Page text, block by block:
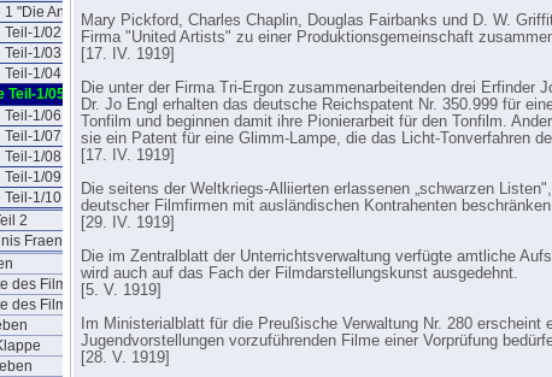
"Die Anfänge"
Teil-1/02
Teil-1/03
Teil-1/04
Teil-1/05
Teil-1/06
Teil-1/07
Teil-1/08
Teil-1/09
Teil-1/10
2
Fraenkel 2
des Films I
des Films II
Mary Pickford, Charles Chaplin, Douglas Fairbanks und D. W.
Firma "United Artists" zu einer Produktionsgemeinschaft
[17. IV. 1919]
Die unter der Firma Tri-Ergon zusammenarbeitenden drei Erfinder
Dr. Jo Engl erhalten das deutsche Reichspatent Nr. 350.999 für
Tonfilm und beginnen damit ihre Pionierarbeit für den Tonfilm.
sie ein Patent für eine Glimm-Lampe, die das Licht-Tonverfahren
[17. IV. 1919]
Die seitens der Weltkriegs-Alliierten erlassenen „schwarzen
deutscher Filmfirmen mit ausländischen Kontrahenten
[29. IV. 1919]
Die im Zentralblatt der Unterrichtsverwaltung verfügte amtliche
wird auch auf das Fach der Filmdarstellungskunst ausgedehnt.
[5. V. 1919]
Im Ministerialblatt für die Preußische Verwaltung Nr. 280 erscheint
Jugendvorstellungen vorzuführenden Filme einer Vorprüfung
[28. V. 1919]